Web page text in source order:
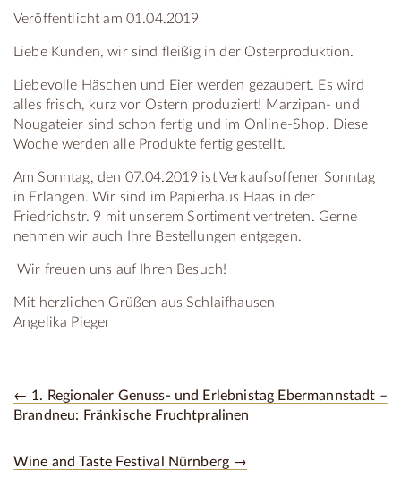
Veröffentlicht am 01.04.2019
Liebe Kunden, wir sind fleißig in der Osterproduktion.
Liebevolle Häschen und Eier werden gezaubert. Es wird
alles frisch, kurz vor Ostern produziert! Marzipan- und
Nougateier sind schon fertig und im Online-Shop. Diese
Woche werden alle Produkte fertig gestellt.
Am Sonntag, den 07.04.2019 ist Verkaufsoffener Sonntag
in Erlangen. Wir sind im Papierhaus Haas in der
Friedrichstr. 9 mit unserem Sortiment vertreten. Gerne
nehmen wir auch Ihre Bestellungen entgegen.
Wir freuen uns auf Ihren Besuch!
Mit herzlichen Grüßen aus Schlaifhausen
Angelika Pieger
← 1. Regionaler Genuss- und Erlebnistag Ebermannstadt –
Brandneu: Fränkische Fruchtpralinen
Wine and Taste Festival Nürnberg →